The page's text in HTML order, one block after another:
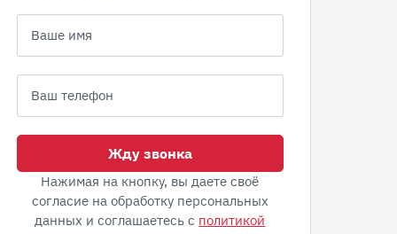
Жду звонка
Нажимая на кнопку, вы даете своё
согласие на обработку персональных
данных и соглашаетесь с политикой